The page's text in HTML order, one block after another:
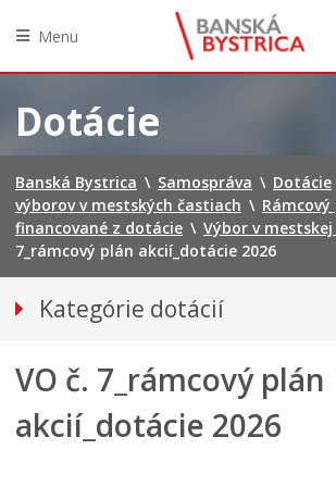
obsah
Menu
Dotácie
Banská Bystrica \ Samospráva \ Dotácie
výborov v mestských častiach \
financované z dotácie \ Výbor v
7_rámcový plán akcií_dotácie 2026
Kategórie dotácií
DOTÁCIE VÝBOROV V MESTSKÝCH
Rámcový plán akcií financované z
VO č. 7_rámcový plán
akcií_dotácie 2026